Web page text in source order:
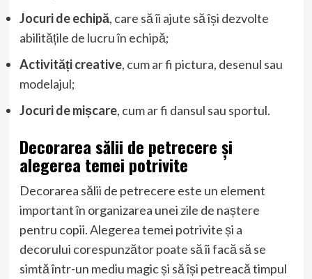
Jocuri de echipă, care să îi ajute să își dezvolte
abilitățile de lucru în echipă;
Activități creative, cum ar fi pictura, desenul sau
modelajul;
Jocuri de mișcare, cum ar fi dansul sau sportul.
Decorarea sălii de petrecere și
alegerea temei potrivite
Decorarea sălii de petrecere este un element
important în organizarea unei zile de naștere
pentru copii. Alegerea temei potrivite și a
decorului corespunzător poate să îi facă să se
simtă într-un mediu magic și să își petreacă timpul